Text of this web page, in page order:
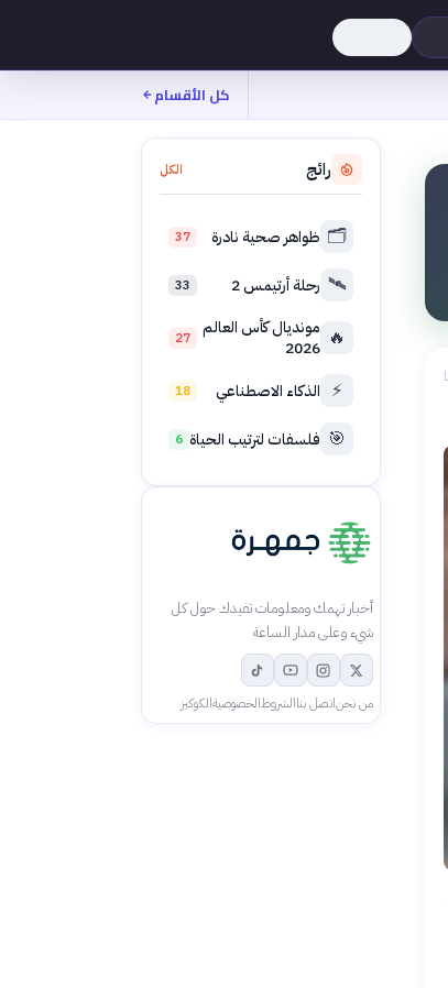
كل الأقسام
رائج الكل
🗂️ ظواهر صحية نادرة 37
🛰️ رحلة أرتيمس 2 33
🔥 مونديال كأس العالم
2026
27
⚡ الذكاء الاصطناعي 18
🎯 فلسفات لترتيب الحياة 6
أخبار تهمك ومعلومات تفيدك حول كل
شيء وعلى مدار الساعة
من نحناتصل بناالشروطالخصوصيةالكوكيز